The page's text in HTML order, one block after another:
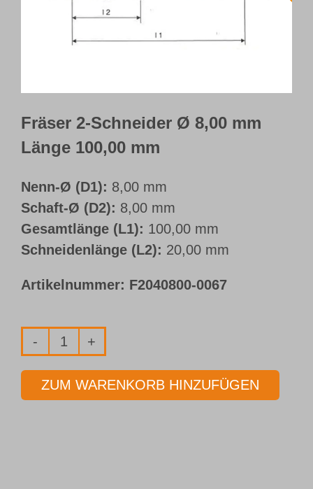
Webshop
Fräser 2-Schneider Ø 8,00 mm
Länge 100,00 mm
Nenn-Ø (D1): 8,00 mm
Schaft-Ø (D2): 8,00 mm
Gesamtlänge (L1): 100,00 mm
Schneidenlänge (L2): 20,00 mm
Artikelnummer: F2040800-0067
Fräser
2-
Schneider
ZUM WARENKORB HINZUFÜGEN